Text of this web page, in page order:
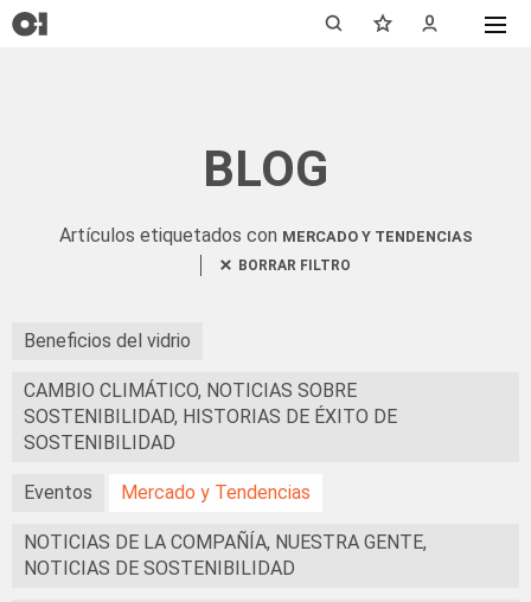
BLOG
Artículos etiquetados con MERCADO Y TENDENCIAS
BORRAR FILTRO
Beneficios del vidrio
CAMBIO CLIMÁTICO, NOTICIAS SOBRE
SOSTENIBILIDAD, HISTORIAS DE ÉXITO DE
SOSTENIBILIDAD
Eventos Mercado y Tendencias
NOTICIAS DE LA COMPAÑÍA, NUESTRA GENTE,
NOTICIAS DE SOSTENIBILIDAD